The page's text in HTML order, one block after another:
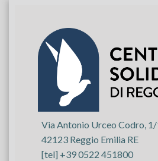
Via Antonio Urceo Codro, 1/
42123 Reggio Emilia RE
[tel] +39 0522 451800